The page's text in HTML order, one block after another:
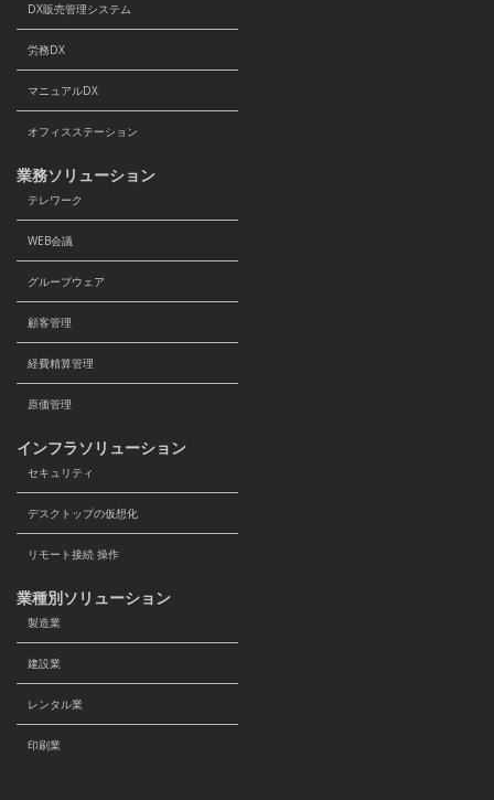
DX販売管理システム
労務DX
マニュアルDX
オフィスステーション
業務ソリューション
テレワーク
WEB会議
グループウェア
顧客管理
経費精算管理
原価管理
インフラソリューション
セキュリティ
デスクトップの仮想化
リモート接続 操作
業種別ソリューション
製造業
建設業
レンタル業
印刷業